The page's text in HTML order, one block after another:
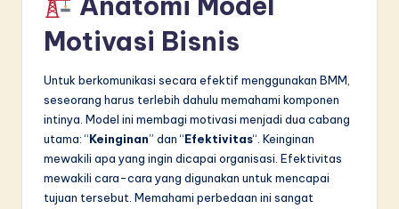
Motivasi Bisnis
Untuk berkomunikasi secara efektif menggunakan BMM,
seseorang harus terlebih dahulu memahami komponen
intinya. Model ini membagi motivasi menjadi dua cabang
utama: “Keinginan” dan “Efektivitas“. Keinginan
mewakili apa yang ingin dicapai organisasi. Efektivitas
mewakili cara-cara yang digunakan untuk mencapai
tujuan tersebut. Memahami perbedaan ini sangat